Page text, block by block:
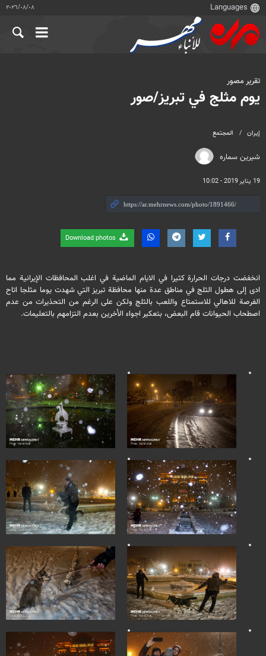
٠٨‏/٠٨‏/٢٠٢٦
إيران المجتمع
شیرین سماره
19 يناير 2019 - 10:02
تقرير مصور
يوم مثلج في تبريز/صور
انخفضت درجات الحرارة كثيرا في الايام الماضية في اغلب المحافظات الإيرانية مما
ادى إلى هطول الثلج في مناطق عدة منها محافظة تبريز التي شهدت يوما مثلجا اتاح
الفرصة للاهالي للاستمتاع واللعب بالثلج ولكن على الرغم من التحذيرات من عدم
اصطحاب الحيوانات قام البعض، بتعكير اجواء الأخرين بعدم التزامهم بالتعليمات.